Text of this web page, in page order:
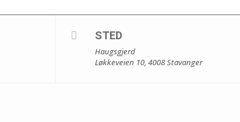
STED
Haugsgjerd
Løkkeveien 10, 4008 Stavanger